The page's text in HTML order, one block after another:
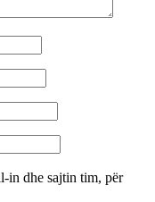
in dhe sajtin tim, për